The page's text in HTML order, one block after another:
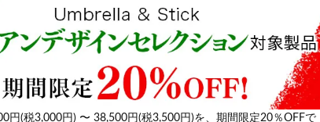
円(税3,000円) 〜 38,500円(税3,500円)を、期間限定20％OFFで